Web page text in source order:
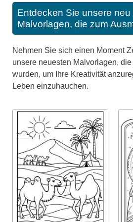
Entdecken Sie unsere
Malvorlagen, die zum
Nehmen Sie sich einen Moment
unsere neuesten Malvorlagen,
wurden, um Ihre Kreativität
Leben einzuhauchen.